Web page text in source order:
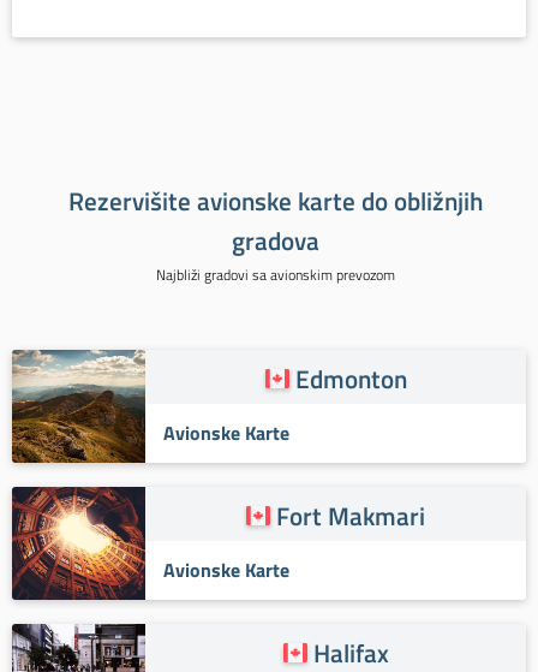
Rezervišite avionske karte do obližnjih
gradova
Najbliži gradovi sa avionskim prevozom
Edmonton
Avionske Karte
Fort Makmari
Avionske Karte
Halifax